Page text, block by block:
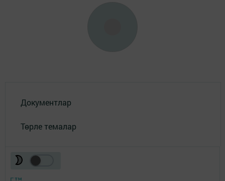
Документлар
Төрле темалар